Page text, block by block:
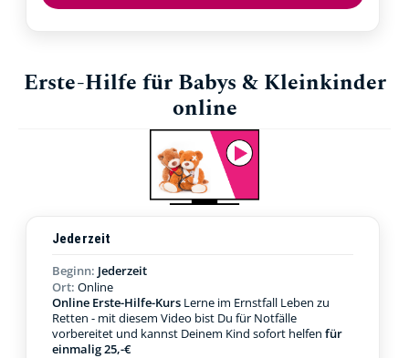
Erste-Hilfe für Babys & Kleinkinder
online
Jederzeit
Beginn: Jederzeit
Ort: Online
Online Erste-Hilfe-Kurs Lerne im Ernstfall Leben zu
Retten - mit diesem Video bist Du für Notfälle
vorbereitet und kannst Deinem Kind sofort helfen für
einmalig 25,-€